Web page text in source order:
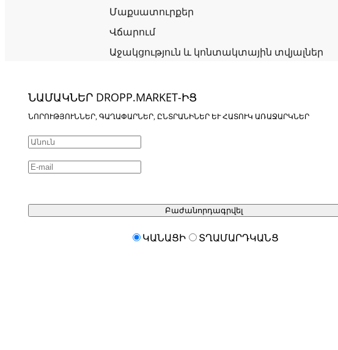
Մաքսատուրքեր
Վճարում
Աջակցություն և կոնտակտային տվյալներ
ՆԱՄԱԿՆԵՐ DROPP.MARKET-ԻՑ
ՆՈՐՈՒԹՅՈՒՆՆԵՐ, ԳԱՂԱՓԱՐՆԵՐ, ԸՆՏՐԱՆԻՆԵՐ ԵՒ ՀԱՏՈՒԿ ԱՌԱՋԱՐԿՆԵՐ
Բաժանորդագրվել
ԿԱՆԱՑԻ ՏՂԱՄԱՐԴԿԱՆՑ